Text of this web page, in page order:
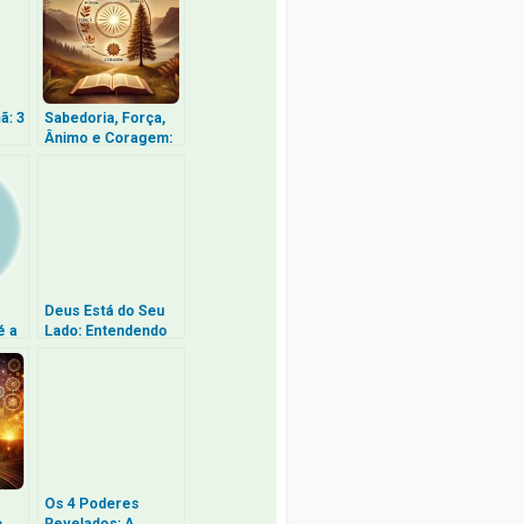
3
Sabedoria, Força,
Ânimo e Coragem:
a
Deus Está do Seu
Lado: Entendendo
Os 4 Poderes